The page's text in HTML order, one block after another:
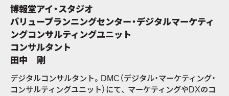
博報堂アイ・スタジオ
バリュープランニングセンター・デジタルマーケティ
ングコンサルティングユニット
コンサルタント
田中 剛
デジタルコンサルタント。DMC（デジタル・マーケティング・
コンサルティングユニット）にて、 マーケティングやDXのコ